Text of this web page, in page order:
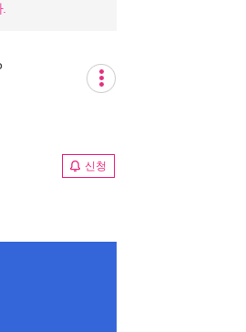
신청